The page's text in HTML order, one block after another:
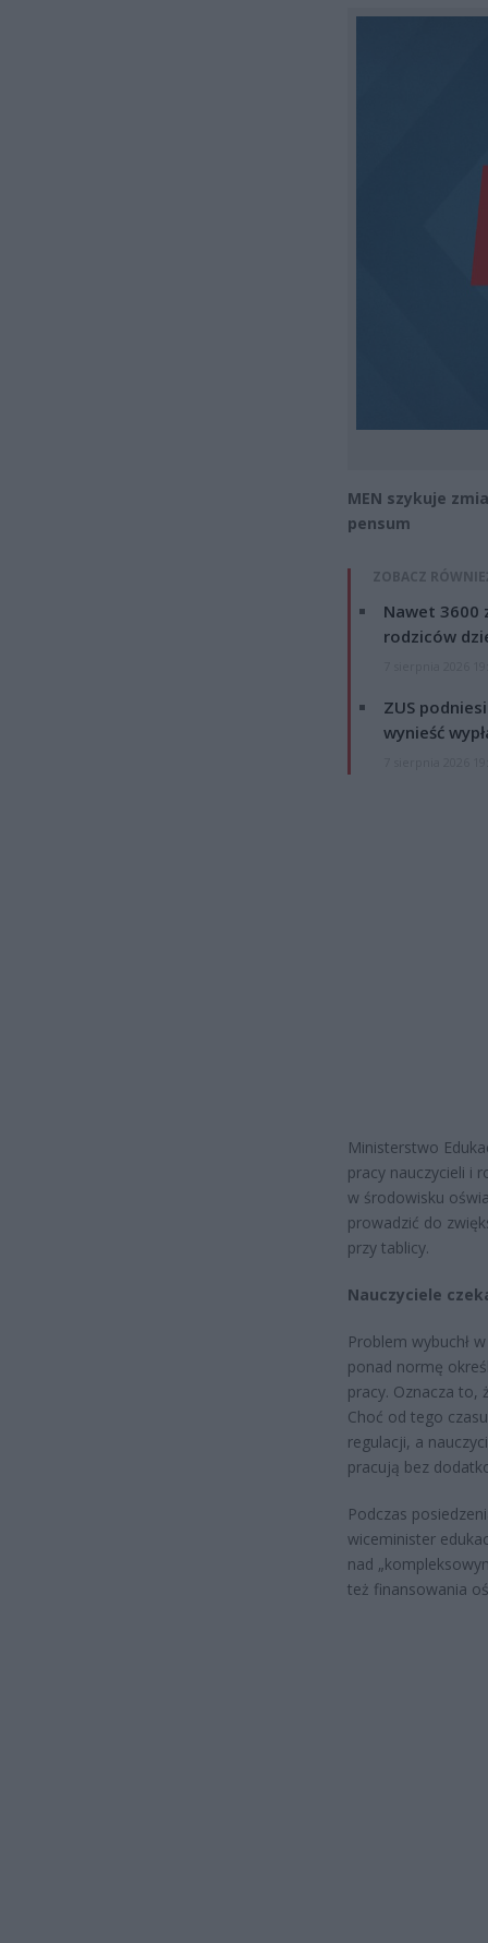
MEN szykuje
pensum
ZOBACZ
Nawet 3600
rodziców
ZUS
wynieść
Ministerstwo
pracy nauczycieli i
w środowisku
prowadzić do
przy tablicy.
Nauczyciele
Problem wybuchł
ponad normę
pracy. Oznacza to,
Choć od tego
regulacji, a
pracują bez
Podczas
wiceminister
nad
też finansowania